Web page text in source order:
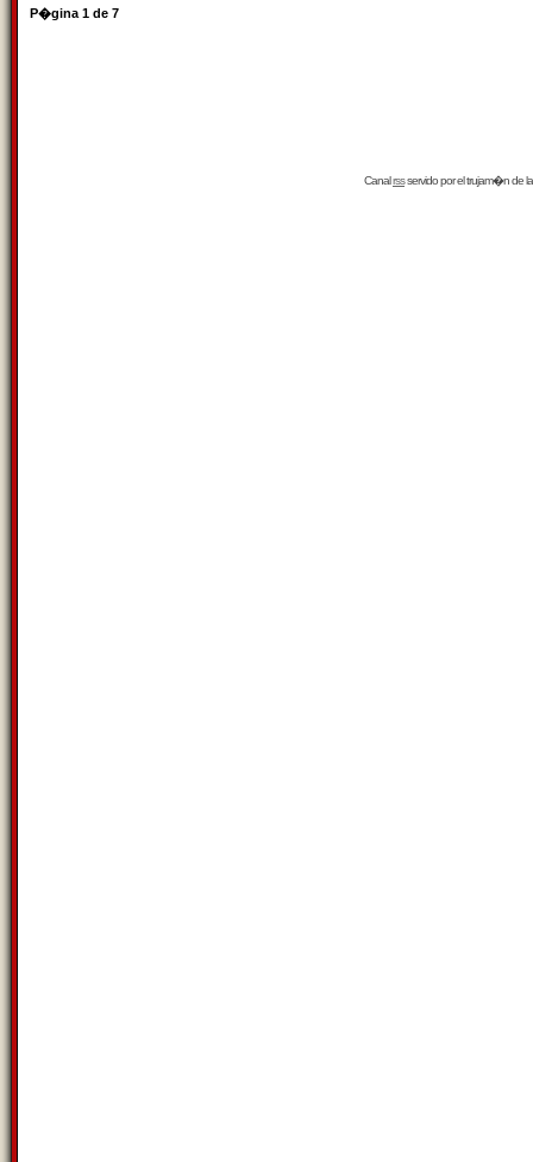
P�gina 1 de 7
Canalrssservido por eltrujam�nde